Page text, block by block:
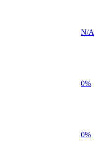
N/A
0%
0%